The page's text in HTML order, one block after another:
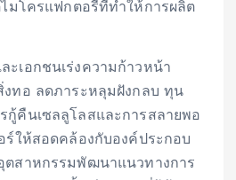
ไมโครแฟกตอรีที่ทำให้การผลิต
ะเอกชนเร่งความก้าวหน้า
งทอ ลดภาระหลุมฝังกลบ ทุน
กู้คืนเซลลูโลสและการสลายพอ
ร์ให้สอดคล้องกับองค์ประกอบ
ตสาหกรรมพัฒนาแนวทางการ